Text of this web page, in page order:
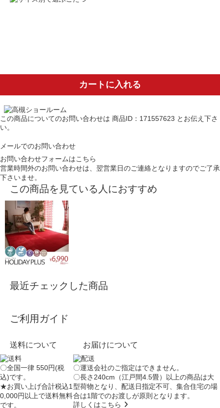
カートに入れる
この商品についてのお問い合わせは 商品ID：171557623 とお伝え下さ
い。
メールでのお問い合わせ
お問い合わせフォームはこちら
営業時間外のお問い合わせは、翌営業日のご連絡となりますのでご了承
下さいませ。
この商品を見ている人におすすめ
最近チェックした商品
ご利用ガイド
送料について
〇全国一律 550円(税
込)です。
★お買い上げ合計税込1
0,000円以上で送料無料
です。
お届けについて
〇運送会社のご指定はできません。
〇長さ240cm（江戸間4.5畳）以上の商品は大
型荷物となり、配送日指定不可、集合住宅の場
合は1階でのお渡しが原則となります。
詳しくはこちら